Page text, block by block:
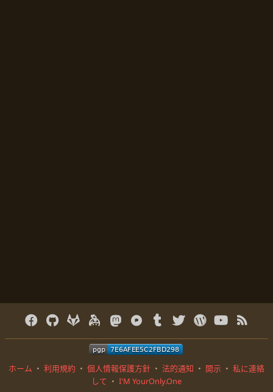
ホーム ・ 利用規約 ・ 個人情報保護方針・ 法的通知 ・ 開示 ・ 私に連絡
して ・ I'M YourOnly.One